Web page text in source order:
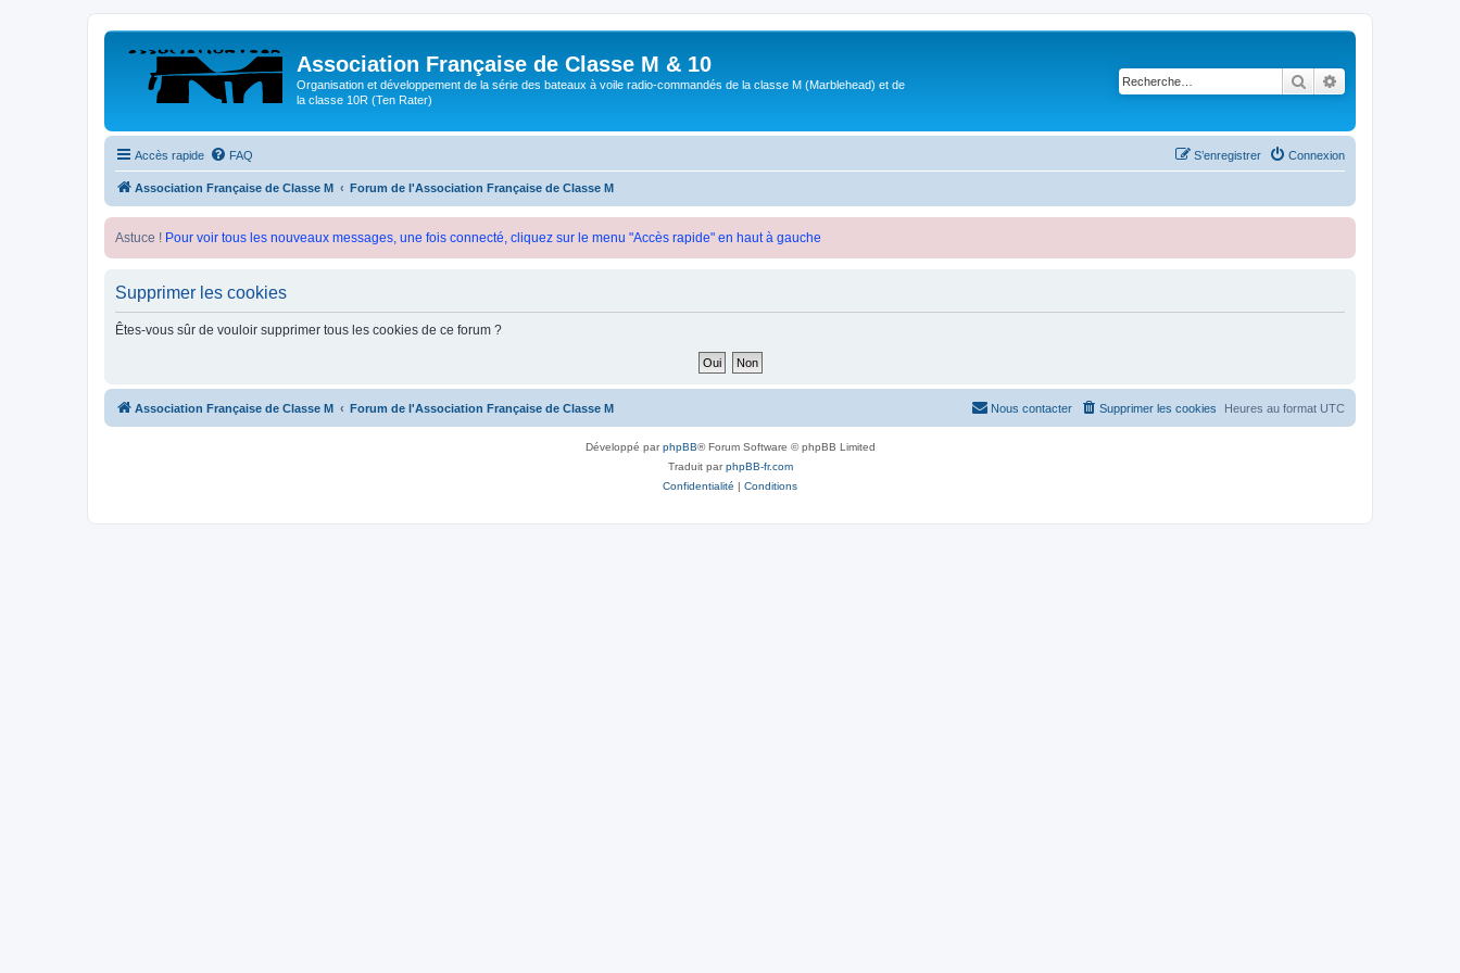
Association Française de Classe M & 10
Organisation et développement de la série des bateaux à voile radio-commandés de la classe M (Marblehead) et de
la classe 10R (Ten Rater)
Rechercher
Accès rapide FAQ Connexion
S’enregistrer
Association Française de Classe M Forum de l'Association Française de Classe M
Astuce ! Pour voir tous les nouveaux messages, une fois connecté, cliquez sur le menu "Accès rapide" en haut à gauche
Supprimer les cookies
Êtes-vous sûr de vouloir supprimer tous les cookies de ce forum ?
Association Française de Classe M Forum de l'Association Française de Classe M Heures au format UTC
Supprimer les cookies
Nous contacter
Développé parphpBB® Forum Software © phpBB Limited
Traduit parphpBB-fr.com
Confidentialité | Conditions